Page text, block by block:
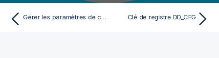
Gérer les paramètres de configuration du serveur Windows NT Clé de registre DD_CFG